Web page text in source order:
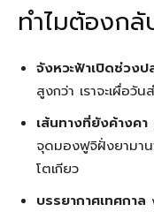
o er
ทำไมต้องก
จังหวะฟ้าเปิดช่วงป
สูงกว่า เราจะเผื่อวั
เส้นทางที่ยังค้างคา
จุดมองฟูจิฝั่งยามา
โตเกียว
บรรยากาศเทศกาล